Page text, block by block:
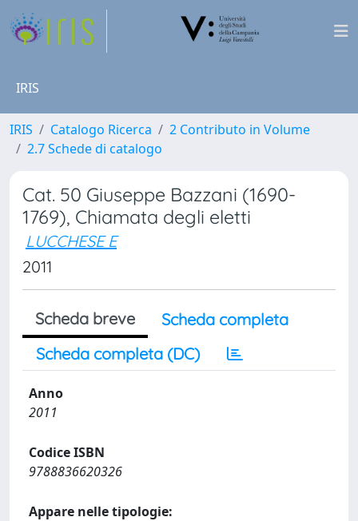
IRIS
IRIS Catalogo Ricerca
2 Contributo in Volume
2.7 Schede di catalogo
Cat. 50 Giuseppe Bazzani (1690-
1769), Chiamata degli eletti
LUCCHESE E
2011
Scheda breve
Scheda completa
Scheda completa (DC)
Anno
2011
Codice ISBN
9788836620326
Appare nelle tipologie: